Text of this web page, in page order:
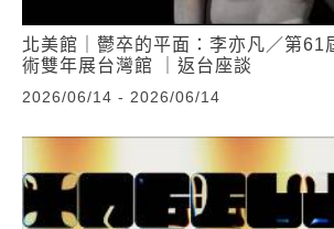
北美館｜鬱卒的平面：李亦凡／第61
術雙年展台灣館 ｜返台座談
2026/06/14 - 2026/06/14